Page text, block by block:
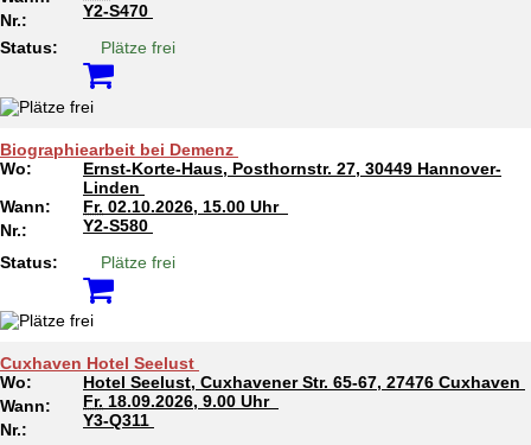
Nr.:
Y2-S470
Status:
Plätze frei
Biographiearbeit bei Demenz
Wo:
Ernst-Korte-Haus, Posthornstr. 27, 30449 Hannover-
Linden
Wann:
Fr. 02.10.2026, 15.00 Uhr
Nr.:
Y2-S580
Status:
Plätze frei
Cuxhaven Hotel Seelust
Wo:
Hotel Seelust, Cuxhavener Str. 65-67, 27476 Cuxhaven
Wann:
Fr. 18.09.2026, 9.00 Uhr
Nr.:
Y3-Q311